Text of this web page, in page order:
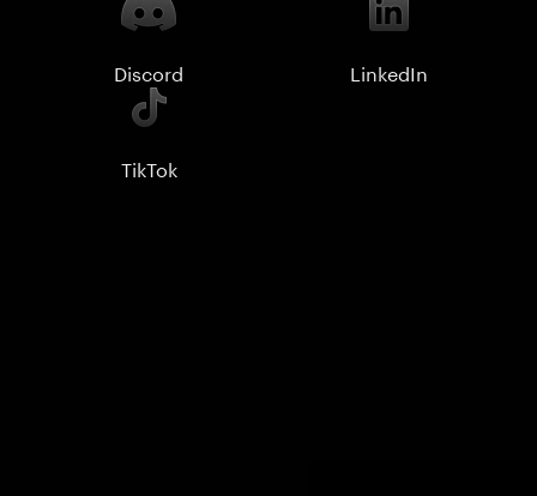
Discord LinkedIn
TikTok